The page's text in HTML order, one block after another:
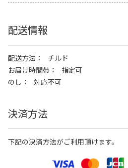
配送情報
配送方法
チルド
お届け時間帯
指定可
のし
対応不可
決済方法
下記の決済方法がご利用頂けます。